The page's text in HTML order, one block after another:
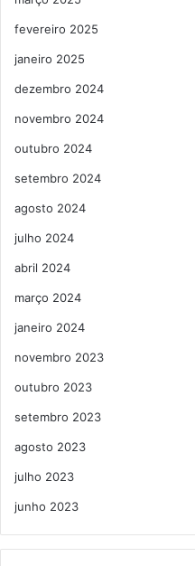
fevereiro 2025
janeiro 2025
dezembro 2024
novembro 2024
outubro 2024
setembro 2024
agosto 2024
julho 2024
abril 2024
março 2024
janeiro 2024
novembro 2023
outubro 2023
setembro 2023
agosto 2023
julho 2023
junho 2023